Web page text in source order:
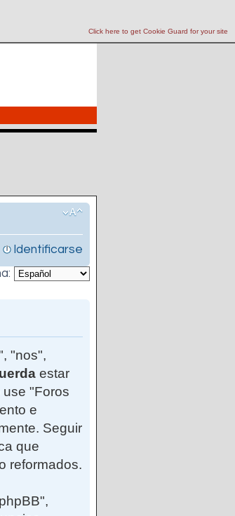
Click here to get Cookie Guard for your site
Identificarse
"nos",
estar
use "Foros
e
Seguir
que
reformados.